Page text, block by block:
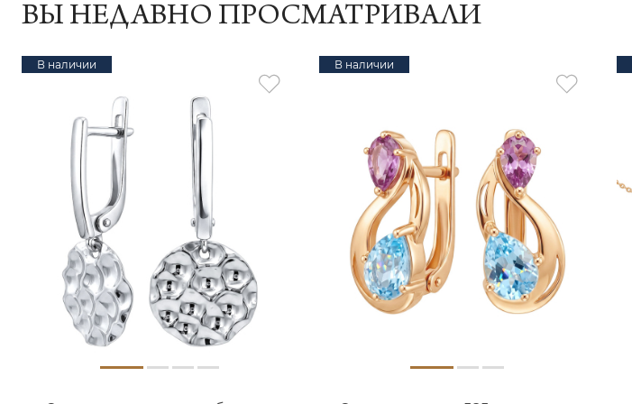
ВЫ НЕДАВНО ПРОСМАТРИВАЛИ
В наличии В наличии